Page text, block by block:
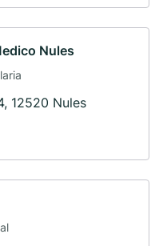
Nules
12520 Nules